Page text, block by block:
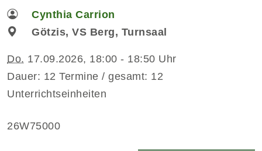
Cynthia Carrion
Götzis, VS Berg, Turnsaal
Do. 17.09.2026, 18:00 - 18:50 Uhr
Dauer: 12 Termine / gesamt: 12
Unterrichtseinheiten
26W75000